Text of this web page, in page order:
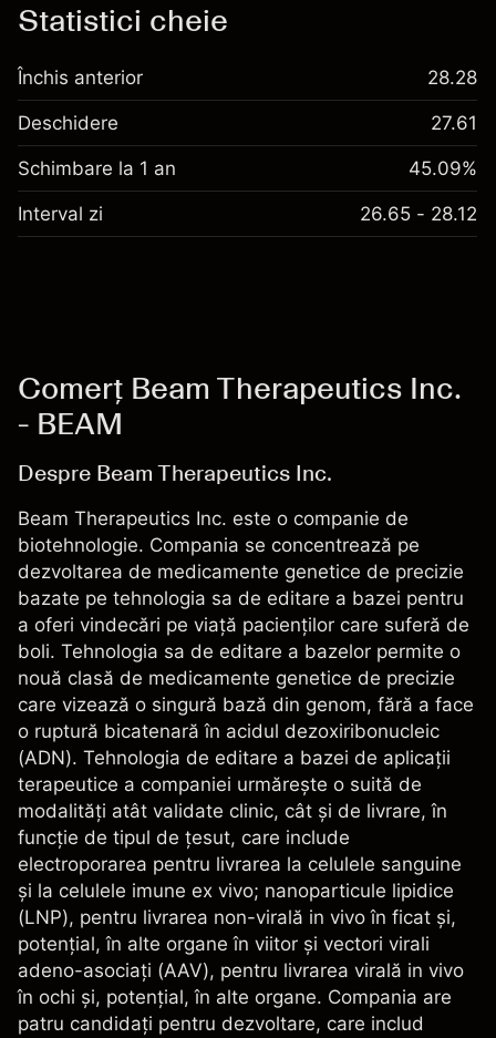
Comisioane
Statistici cheie
Închis anterior 28.28
Deschidere 27.61
Schimbare la 1 an 45.09%
Interval zi 26.65 - 28.12
Comerț Beam Therapeutics Inc.
- BEAM
Despre Beam Therapeutics Inc.
Beam Therapeutics Inc. este o companie de
biotehnologie. Compania se concentrează pe
dezvoltarea de medicamente genetice de precizie
bazate pe tehnologia sa de editare a bazei pentru
a oferi vindecări pe viață pacienților care suferă de
boli. Tehnologia sa de editare a bazelor permite o
nouă clasă de medicamente genetice de precizie
care vizează o singură bază din genom, fără a face
o ruptură bicatenară în acidul dezoxiribonucleic
(ADN). Tehnologia de editare a bazei de aplicații
terapeutice a companiei urmărește o suită de
modalități atât validate clinic, cât și de livrare, în
funcție de tipul de țesut, care include
electroporarea pentru livrarea la celulele sanguine
și la celulele imune ex vivo; nanoparticule lipidice
(LNP), pentru livrarea non-virală in vivo în ficat și,
potențial, în alte organe în viitor și vectori virali
adeno-asociați (AAV), pentru livrarea virală in vivo
în ochi și, potențial, în alte organe. Compania are
patru candidați pentru dezvoltare, care includ